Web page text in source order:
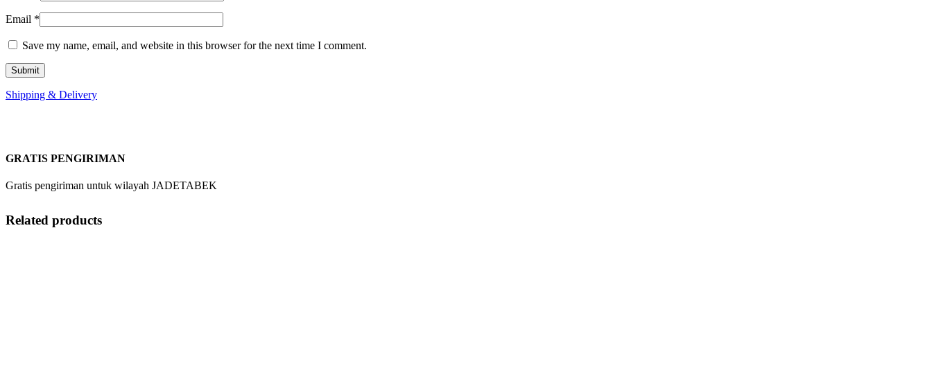
Email *
Save my name, email, and website in this browser for the next time I comment.
Shipping & Delivery
GRATIS PENGIRIMAN
Gratis pengiriman untuk wilayah JADETABEK
Related products